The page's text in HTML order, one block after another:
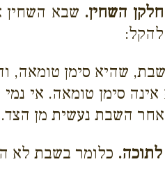
השחין. שבא השחין
שהיא סימן טומאה,
סימן טומאה. אי
השבת נעשית מן
לתוכה. כלומר בשבת לא